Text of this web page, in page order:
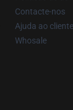
Contacte-nos
Ajuda ao
Whosale